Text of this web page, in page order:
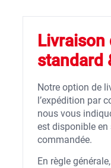
Livraison
standard
Notre option de
l’expédition par
nous vous
est disponible
commandée.
En règle